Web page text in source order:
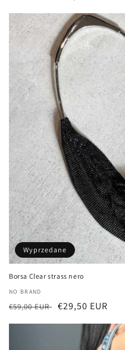
Wyprzedane
Borsa Clear strass nero
Dostawca:
NO BRAND
Cena
€59,00 EUR Cena
€29,50 EUR